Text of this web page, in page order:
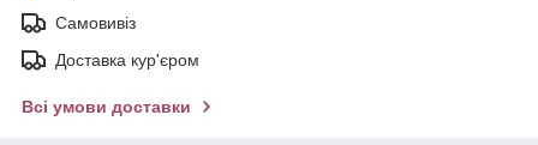
Самовивіз
Доставка кур'єром
Всі умови доставки